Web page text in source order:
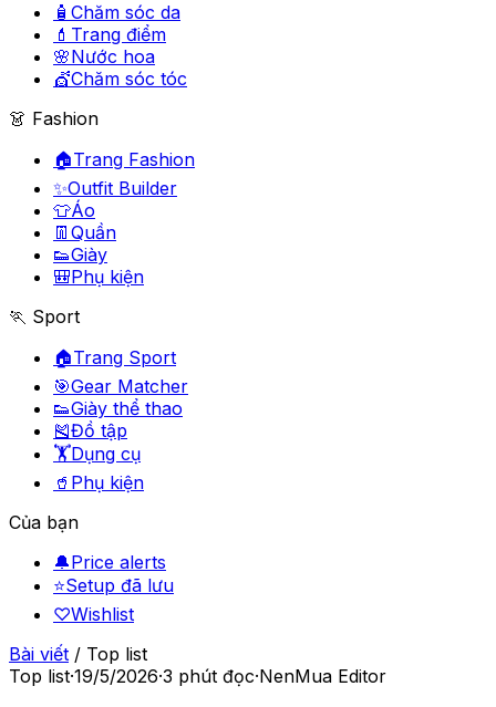
🧴 Chăm sóc da
💄 Trang điểm
🌸Nước hoa
💇Chăm sóc tóc
👗 Fashion
🏠Trang Fashion
✨Outfit Builder
👕Áo
👖 Quần
👟Giày
🎒Phụ kiện
🏃 Sport
🏠Trang Sport
🎯Gear Matcher
👟Giày thể thao
🎽Đồ tập
🏋️Dụng cụ
🥤 Phụ kiện
Của bạn
🔔Price alerts
⭐Setup đã lưu
♡Wishlist
Bài viết / Top list
Top list·19/5/2026·3 phút đọc·NenMua Editor